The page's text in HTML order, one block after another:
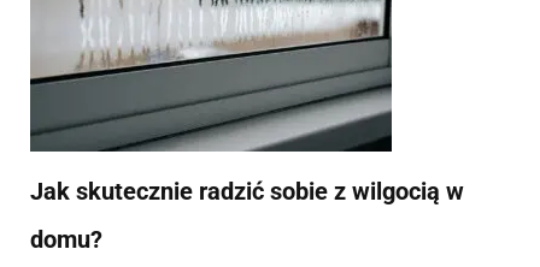
Jak skutecznie radzić sobie z wilgocią w
domu?